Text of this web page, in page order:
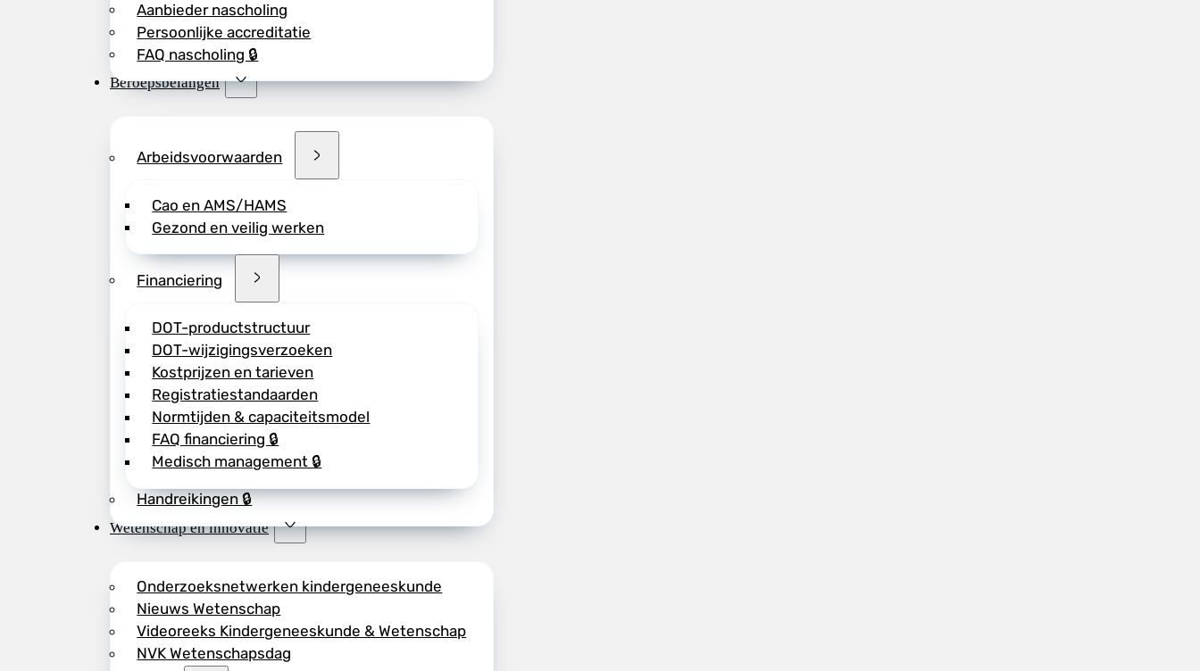
Aanbieder nascholing
Persoonlijke accreditatie
FAQ nascholing 🔒
Beroepsbelangen
Arbeidsvoorwaarden
Cao en AMS/HAMS
Gezond en veilig werken
Financiering
DOT-productstructuur
DOT-wijzigingsverzoeken
Kostprijzen en tarieven
Registratiestandaarden
Normtijden & capaciteitsmodel
FAQ financiering 🔒
Medisch management 🔒
Handreikingen 🔒
Wetenschap en innovatie
Onderzoeksnetwerken kindergeneeskunde
Nieuws Wetenschap
Videoreeks Kindergeneeskunde & Wetenschap
NVK Wetenschapsdag